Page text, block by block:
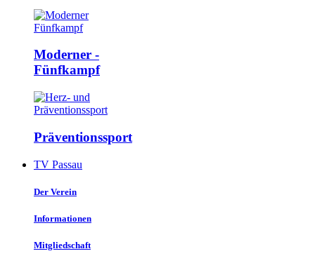
Moderner ­
Fünfkampf
Präventions­sport
TV Passau
Der Verein
Informationen
Mitgliedschaft